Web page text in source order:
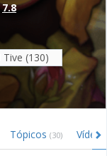
7.8
Tive (130)
Tópicos (30)